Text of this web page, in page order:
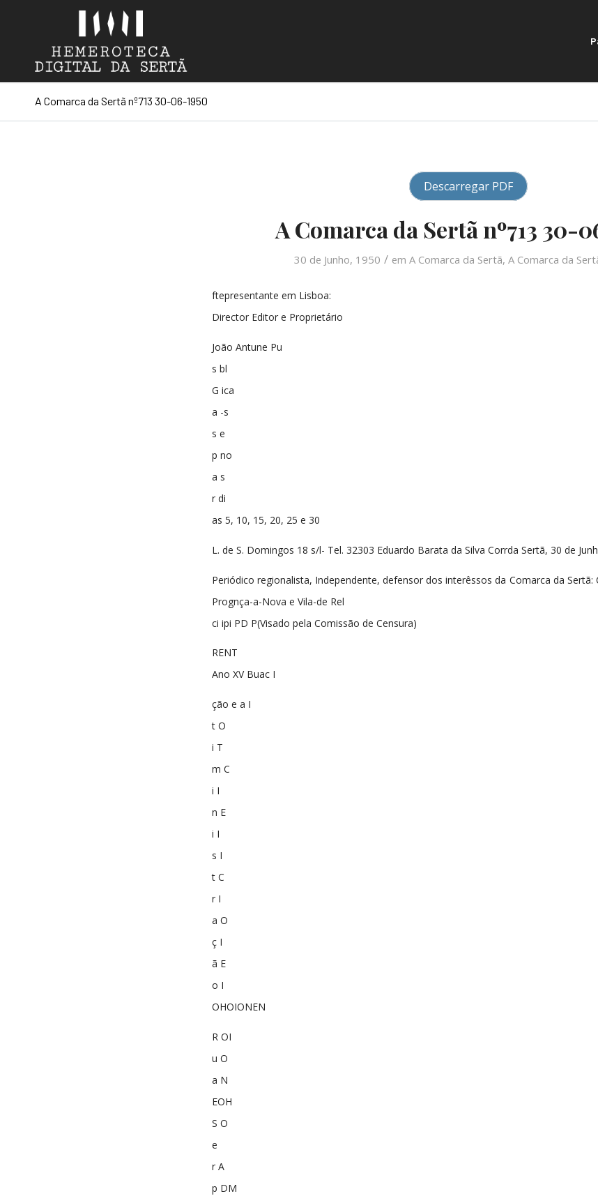
A Comarca da Sertã nº713 30-06-1950
Descarregar PDF
A Comarca da Sertã nº713 30-
30 de Junho, 1950 / em A Comarca da Sertã, A Comarca da
ftepresentante em Lisboa:
Director Editor e Proprietário
João Antune Pu
s bl
G ica
a -s
s e
p no
a s
r di
as 5, 10, 15, 20, 25 e 30
L. de S. Domingos 18 s/l- Tel. 32303 Eduardo Barata da Silva Corrda Sertã, 30 de
Periódico regionalista, Independente, defensor dos interêssos da Comarca da Sertã:
Prognça-a-Nova e Vila-de Rel
ci ipi PD P(Visado pela Comissão de Censura)
RENT
Ano XV Buac I
ção e a I
t O
i T
m C
i I
n E
i I
s I
t C
r I
a O
ç I
ã E
o I
OHOIONEN
R OI
u O
a N
EOH
S O
e
r A
p DM